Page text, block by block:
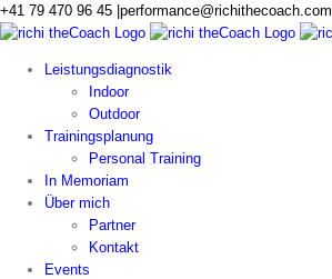
Zum
Inhalt
+41 79 470 96 45 performance@richithecoach.com
Leistungsdiagnostik
Indoor
Outdoor
Trainingsplanung
Personal Training
In Memoriam
Über mich
Partner
Kontakt
Events